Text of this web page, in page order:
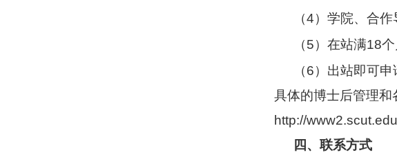
（4）学院、合作
（5）在站满18
（6）出站即可申
具体的博士后管理和
http://
四、联系方式